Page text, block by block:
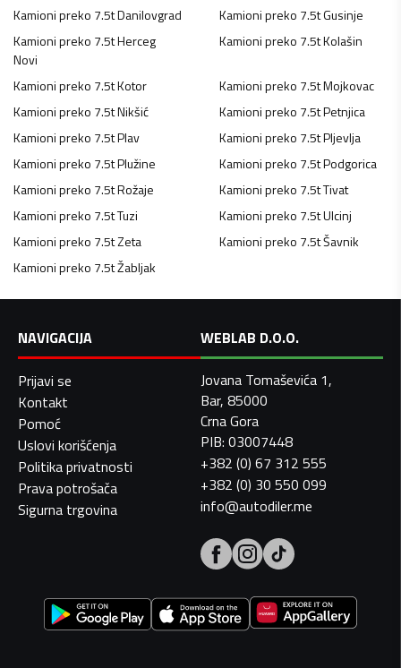
Kamioni preko 7.5tDanilovgrad Kamioni preko 7.5tGusinje
Kamioni preko 7.5tHerceg
Novi
Kamioni preko 7.5tKolašin
Kamioni preko 7.5tKotor Kamioni preko 7.5tMojkovac
Kamioni preko 7.5tNikšić Kamioni preko 7.5tPetnjica
Kamioni preko 7.5tPlav Kamioni preko 7.5tPljevlja
Kamioni preko 7.5tPlužine Kamioni preko 7.5tPodgorica
Kamioni preko 7.5tRožaje Kamioni preko 7.5tTivat
Kamioni preko 7.5tTuzi Kamioni preko 7.5tUlcinj
Kamioni preko 7.5tZeta Kamioni preko 7.5tŠavnik
Kamioni preko 7.5tŽabljak
NAVIGACIJA
Prijavi se
Kontakt
Pomoć
Uslovi korišćenja
Politika privatnosti
Prava potrošača
Sigurna trgovina
WEBLAB D.O.O.
Jovana Tomaševića 1,
Bar, 85000
Crna Gora
PIB: 03007448
+382 (0) 67 312 555
+382 (0) 30 550 099
info@autodiler.me